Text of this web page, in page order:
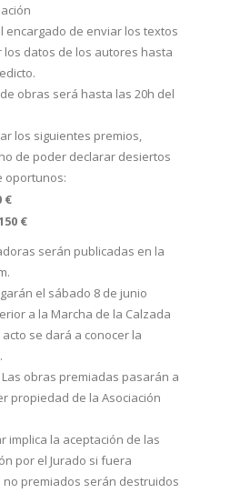
encargado de enviar los textos
datos de los autores hasta
obras será hasta las 20h del
los siguientes premios,
de poder declarar desiertos
oportunos:
€
€
serán publicadas en la
el sábado 8 de junio
a la Marcha de la Calzada
se dará a conocer la
Las obras premiadas pasarán a
propiedad de la Asociación
implica la aceptación de las
por el Jurado si fuera
no premiados serán destruidos